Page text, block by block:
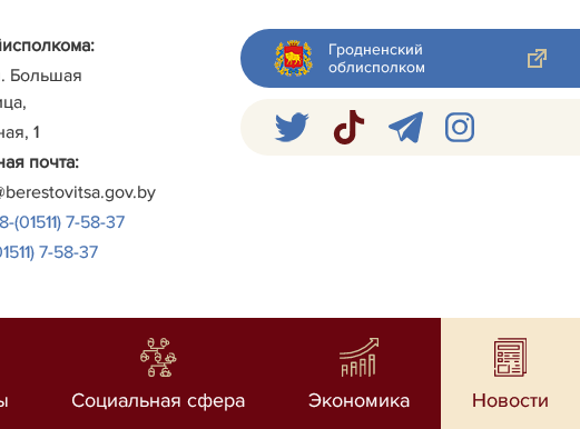
Большая
1
почта:
8-(01511) 7-58-37
7-58-37
Гродненский
облисполком
Социальная сфера Экономика Новости